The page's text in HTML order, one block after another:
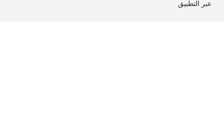
عبر التطبيق